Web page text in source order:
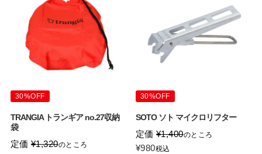
30%OFF
TRANGIA トランギア no.27収納
袋
定価 ¥1,320のところ
30%OFF
SOTO ソト マイクロリフター
定価 ¥1,400のところ
¥980税込